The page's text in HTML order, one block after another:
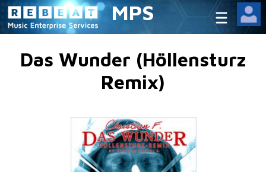
MPS
Das Wunder (Höllensturz
Remix)